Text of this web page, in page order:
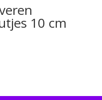
10 cm